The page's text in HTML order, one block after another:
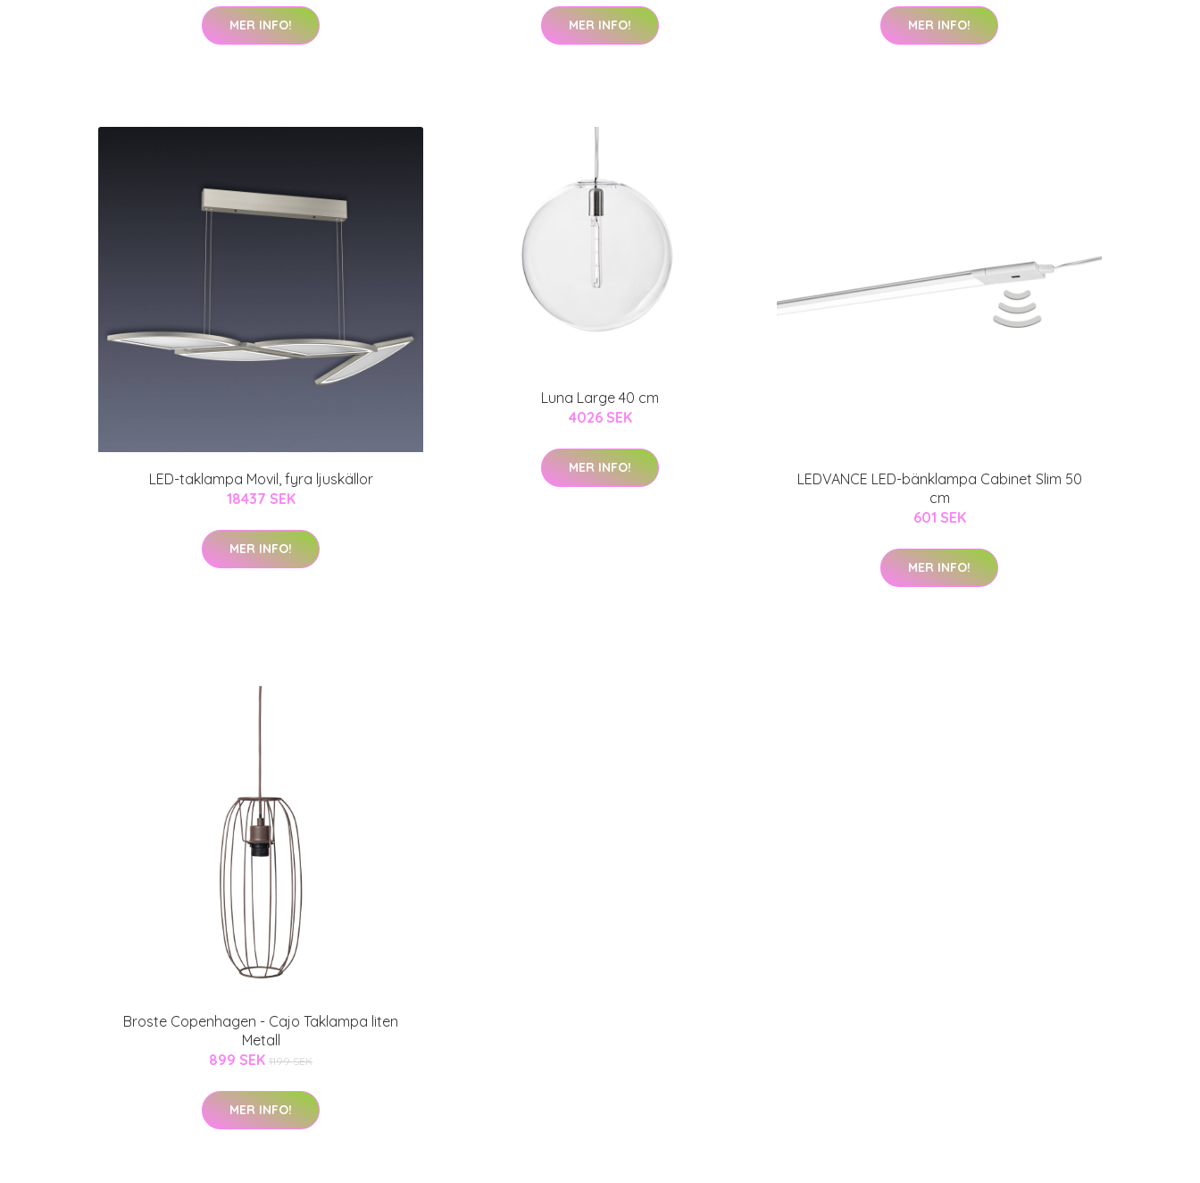
MER INFO! MER INFO! MER INFO!
LED-taklampa Movil, fyra ljuskällor
18437 SEK
MER INFO!
Luna Large 40 cm
4026 SEK
MER INFO!
LEDVANCE LED-bänklampa Cabinet Slim 50
cm
601 SEK
MER INFO!
Broste Copenhagen - Cajo Taklampa liten
Metall
899 SEK 1199 SEK
MER INFO!